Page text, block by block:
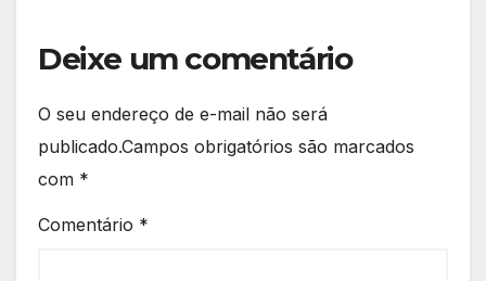
Deixe um comentário
O seu endereço de e-mail não será
publicado.Campos obrigatórios são marcados
com *
Comentário *